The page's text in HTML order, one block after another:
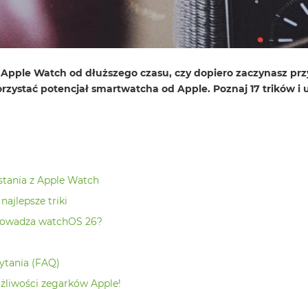
Watch od dłuższego czasu, czy dopiero zaczynasz
potencjał smartwatcha od Apple. Poznaj 17 trików
z Apple Watch
triki
watchOS 26?
(FAQ)
zegarków Apple!